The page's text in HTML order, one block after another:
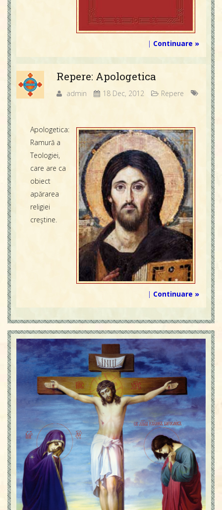
| Continuare »
Repere: Apologetica
admin 18 Dec, 2012 Repere
Apologetica:
Ramură a
Teologiei,
care are ca
obiect
apărarea
religiei
creştine.
| Continuare »